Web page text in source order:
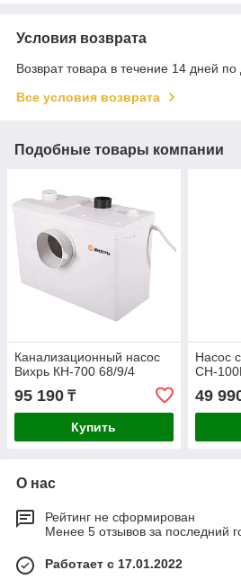
Условия возврата
Возврат товара в течение 14 дней по
Все условия возврата
Подобные товары компании
Канализационный насос
Вихрь КН-700 68/9/4
95 190 ₸
Купить
Насос
СН-
49
О нас
Рейтинг не сформирован
Менее 5 отзывов за последний
Работает с 17.01.2022